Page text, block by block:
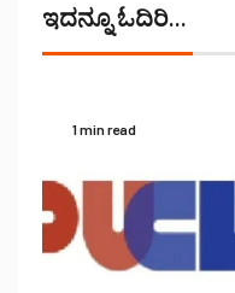
ಇದನ್ನೂ ಓದಿರಿ...
1 min read